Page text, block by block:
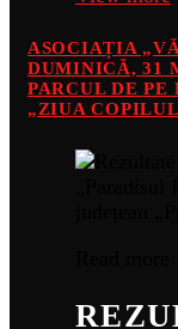
ASOCIAȚIA
DUMINICĂ, 31
PARCUL DE
„ZIUA